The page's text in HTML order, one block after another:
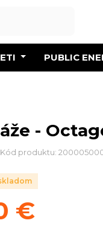
PUBLIC
-
Kód produktu:
€